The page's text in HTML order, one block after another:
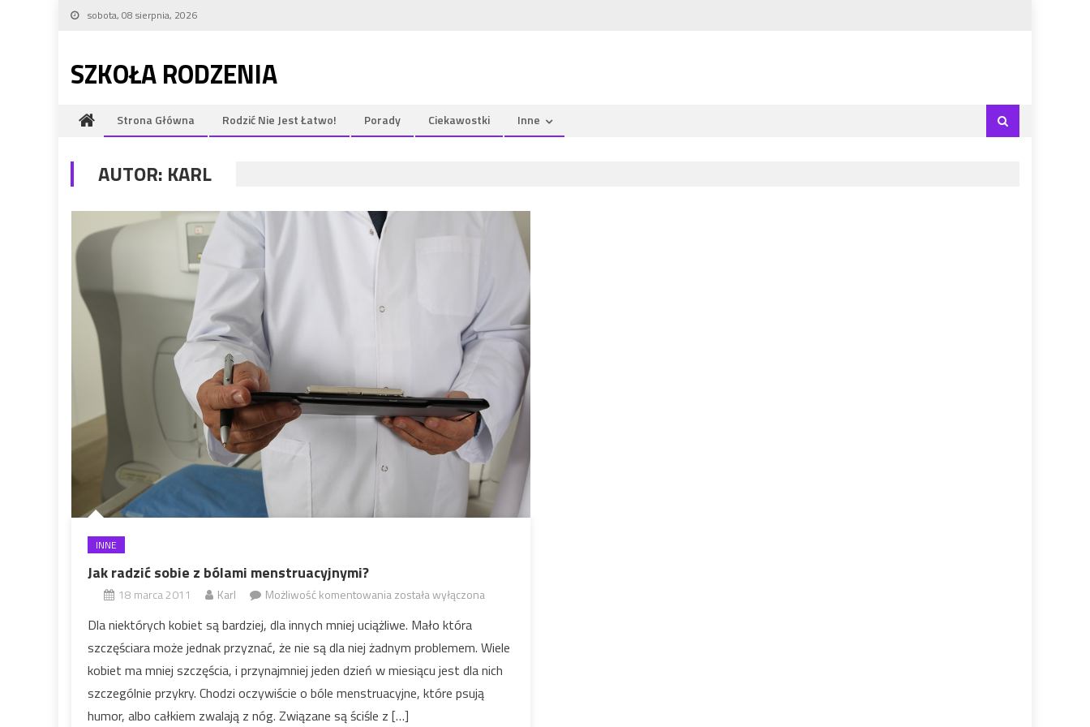
Skip to content
sobota, 08 sierpnia, 2026
SZKOŁA RODZENIA
Strona Główna Rodzić Nie Jest Łatwo! Porady Ciekawostki Inne
AUTOR: KARL
INNE
Jak radzić sobie z bólami menstruacyjnymi?
18 marca 2011 Karl Możliwość komentowania
Jak radzić sobie z bólami
została wyłączona
Dla niektórych kobiet są bardziej, dla innych mniej uciążliwe. Mało która
szczęściara może jednak przyznać, że nie są dla niej żadnym problemem. Wiele
kobiet ma mniej szczęścia, i przynajmniej jeden dzień w miesiącu jest dla nich
szczególnie przykry. Chodzi oczywiście o bóle menstruacyjne, które psują
humor, albo całkiem zwalają z nóg. Związane są ściśle z […]